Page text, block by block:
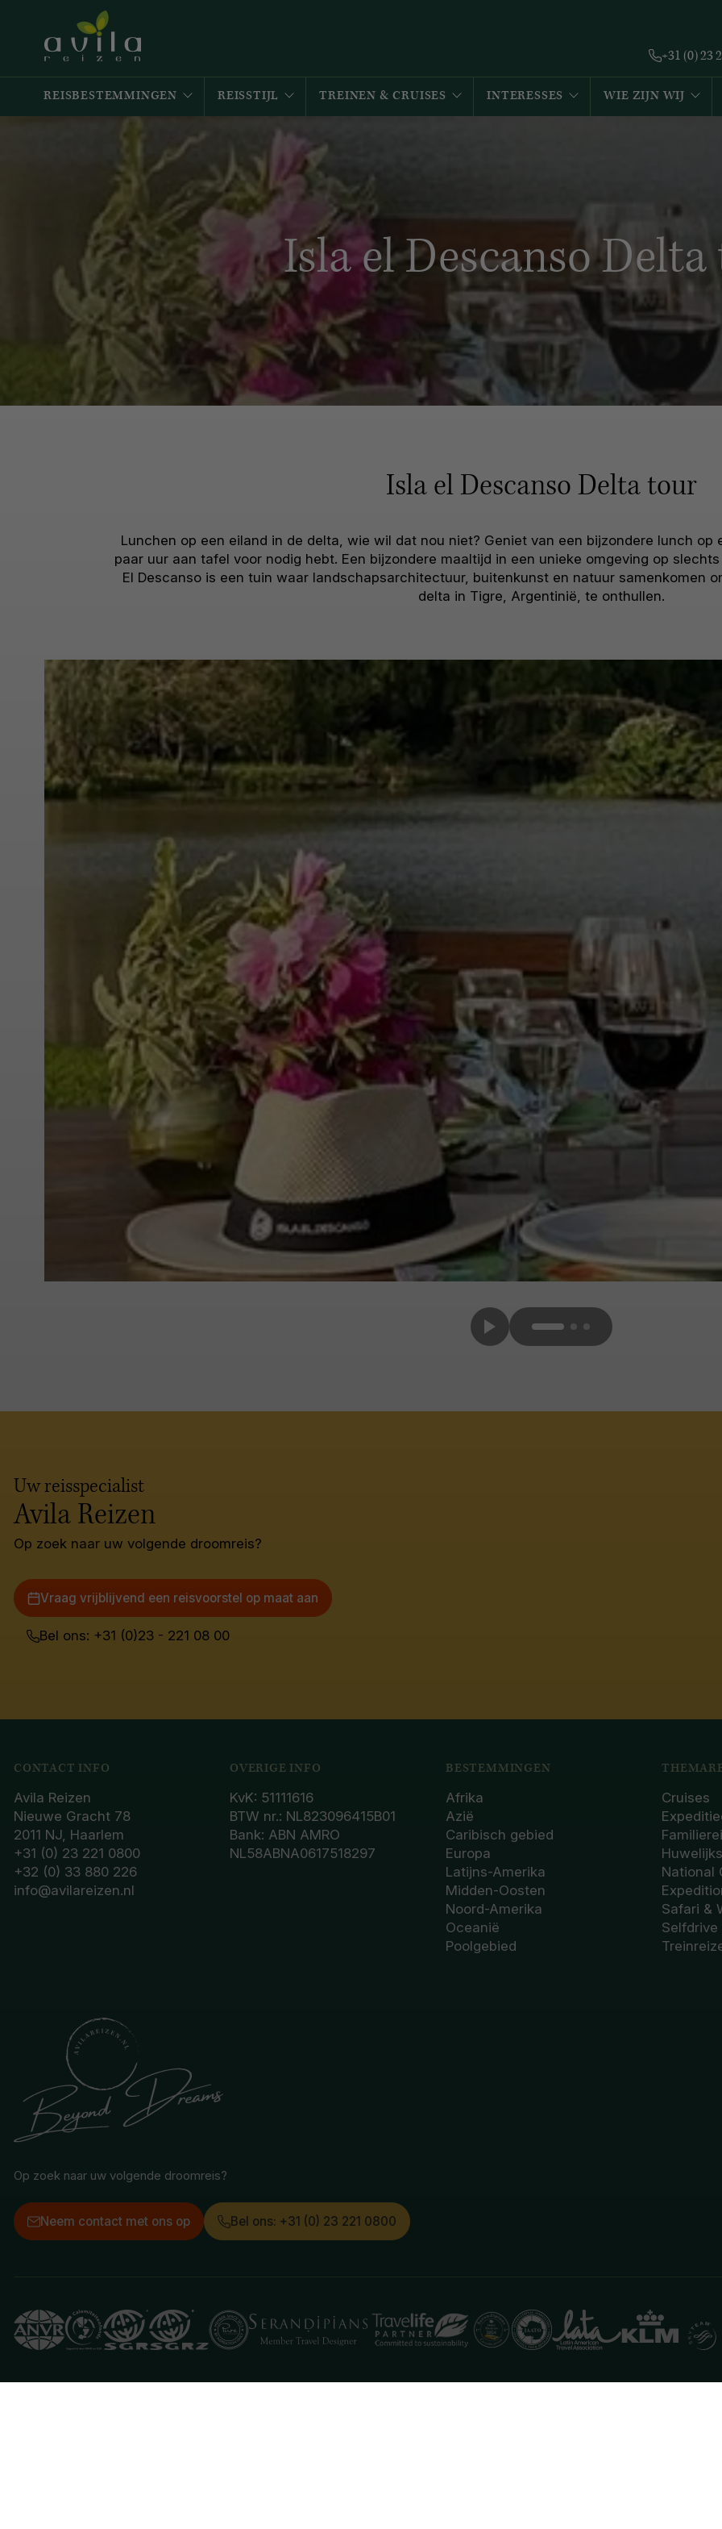
+31 (0) 23
REISBESTEMMINGEN REISSTIJL TREINEN & CRUISES INTERESSES WIE ZIJN WIJ
Isla el Descanso
Isla el Descanso Delta tour
Lunchen op een eiland in de delta, wie wil dat nou niet? Geniet van een bijzondere lunch op
paar uur aan tafel voor nodig hebt. Een bijzondere maaltijd in een unieke omgeving op
El Descanso is een tuin waar landschapsarchitectuur, buitenkunst en natuur samenkomen
delta in Tigre, Argentinië, te onthullen.
Uw reisspecialist
Avila Reizen
Op zoek naar uw volgende droomreis?
Vraag vrijblijvend een reisvoorstel op maat aan
Bel ons: +31 (0)23 - 221 08 00
CONTACT INFO
Avila Reizen
Nieuwe Gracht 78
2011 NJ, Haarlem
+31 (0) 23 221 0800
+32 (0) 33 880 226
info@avilareizen.nl
OVERIGE INFO
KvK: 51111616
BTW nr.: NL823096415B01
Bank: ABN AMRO
NL58ABNA0617518297
BESTEMMINGEN
Afrika
Azië
Caribisch gebied
Europa
Latijns-Amerika
Midden-Oosten
Noord-Amerika
Oceanië
Poolgebied
Cruises
National
Safari &
Selfdrive
Op zoek naar uw volgende droomreis?
Neem contact met ons op Bel ons: +31 (0) 23 221 0800